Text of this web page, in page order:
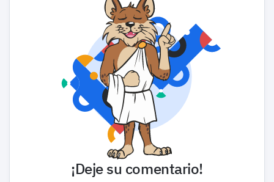
¡Deje su comentario!